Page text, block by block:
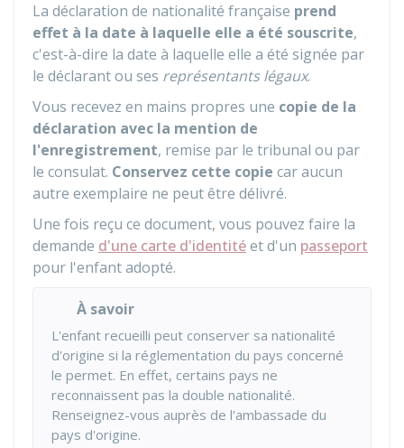
La déclaration de nationalité française prend
effet à la date à laquelle elle a été souscrite,
c'est-à-dire la date à laquelle elle a été signée par
le déclarant ou ses représentants légaux.
Vous recevez en mains propres une copie de la
déclaration avec la mention de
l'enregistrement, remise par le tribunal ou par
le consulat. Conservez cette copie car aucun
autre exemplaire ne peut être délivré.
Une fois reçu ce document, vous pouvez faire la
demande d'une carte d'identitéet d'un passeport
pour l'enfant adopté.
À savoir
L'enfant recueilli peut conserver sa nationalité
d'origine si la réglementation du pays concerné
le permet. En effet, certains pays ne
reconnaissent pas la double nationalité.
Renseignez-vous auprès de l'ambassade du
pays d'origine.